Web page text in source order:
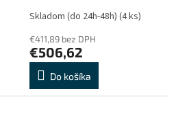
Skladom (do 24h-48h) (4 ks)
€411,89 bez DPH
€506,62
Do košíka